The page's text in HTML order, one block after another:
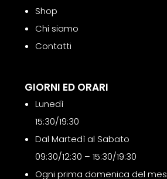
Shop
Chi siamo
Contatti
GIORNI ED ORARI
Lunedì
15:30/19:30
Dal Martedì al Sabato
09:30/12:30 – 15:30/19:30
Ogni prima domenica del